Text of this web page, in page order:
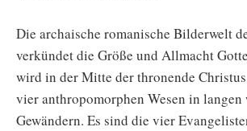
Die archaische romanische Bilderwelt
verkündet die Größe und Allmacht
wird in der Mitte der thronende
vier anthropomorphen Wesen in langen
Gewändern. Es sind die vier